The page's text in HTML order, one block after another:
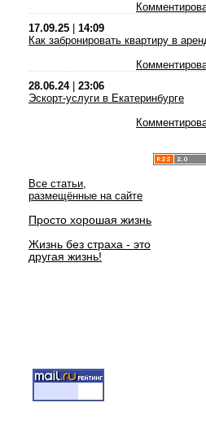
17.09.25
14:09
Как забронировать квартиру в
28.06.24| 23:06
Эскорт-услуги в Екатеринбурге
Все статьи,
размещённые на сайте
Просто хорошая жизнь
Жизнь без страха - это
другая жизнь!